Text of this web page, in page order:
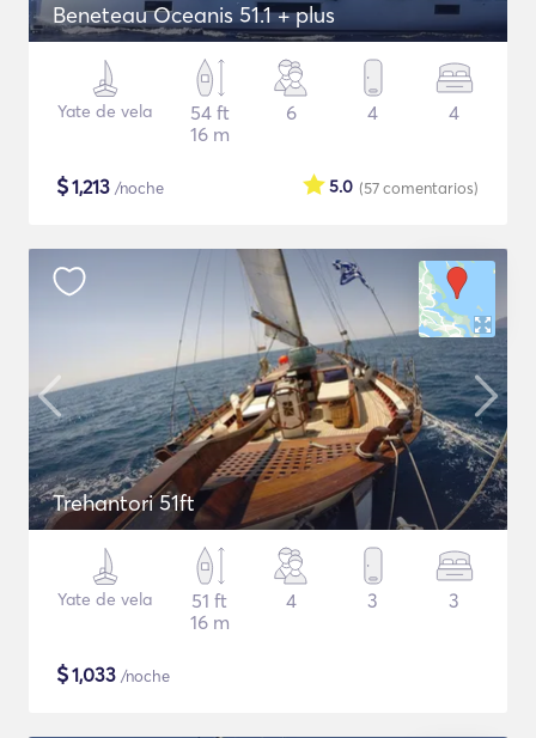
Beneteau Oceanis 51.1 + plus
Yate de vela
54 ft
16 m
6 4 4
$1,213 /noche (57comentarios)
5.0
Trehantori 51ft
Yate de vela
51 ft
16 m
4 3 3
$1,033 /noche